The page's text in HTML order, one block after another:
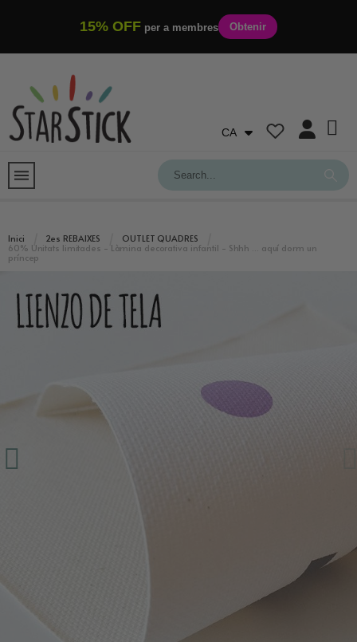
15% OFF per a membres Obtenir
CA
Inici 2es REBAIXES
OUTLET QUADRES
60% Unitats limitades - Làmina decorativa infantil - Shhh ... aquí dorm un
príncep